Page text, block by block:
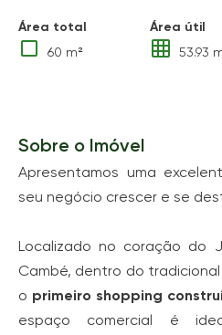
Área total
60 m²
Área útil
53.93
Sobre o Imóvel
Apresentamos uma
seu negócio crescer e se
Localizado no coração do
Cambé, dentro do
o primeiro shopping
espaço comercial é